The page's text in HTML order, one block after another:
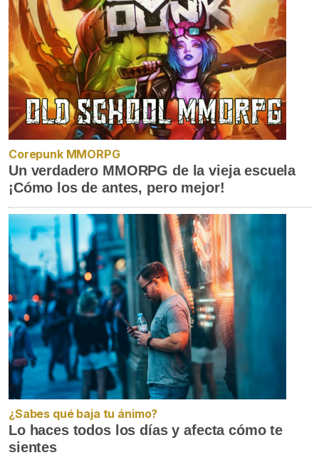
Corepunk MMORPG
Un verdadero MMORPG de la vieja escuela
¡Cómo los de antes, pero mejor!
¿Sabes qué baja tu ánimo?
Lo haces todos los días y afecta cómo te
sientes